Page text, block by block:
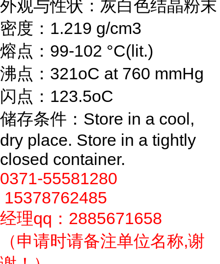
外观与性状：灰白色结晶粉末
密度：1.219 g/cm3
熔点：99-102 °C(lit.)
沸点：321oC at 760 mmHg
闪点：123.5oC
储存条件：Store in a cool,
dry place. Store in a tightly
closed container.
0371-55581280
15378762485
经理qq：2885671658
（申请时请备注单位名称,谢